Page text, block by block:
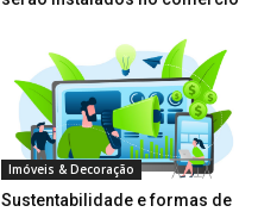
Imóveis & Decoração
Sustentabilidade e formas de